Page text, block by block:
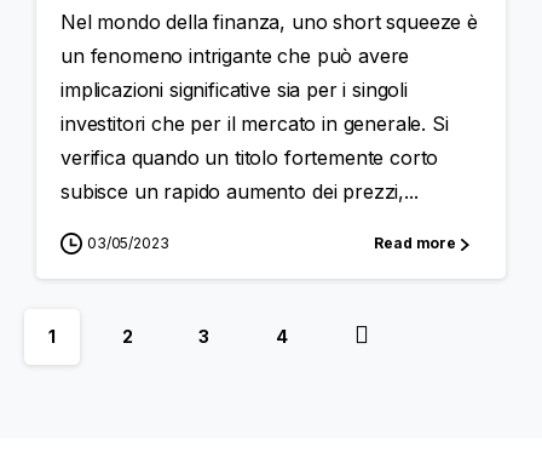
Nel mondo della finanza, uno short squeeze è
un fenomeno intrigante che può avere
implicazioni significative sia per i singoli
investitori che per il mercato in generale. Si
verifica quando un titolo fortemente corto
subisce un rapido aumento dei prezzi,...
03/05/2023 Read more
1 2 3 4